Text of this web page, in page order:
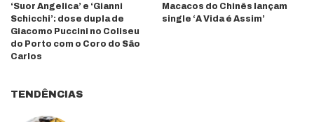
‘Suor Angelica’ e ‘Gianni
Schicchi’: dose dupla de
Giacomo Puccini no Coliseu
do Porto com o Coro do São
Carlos
Macacos do Chinês lançam
single ‘A Vida é Assim’
TENDÊNCIAS